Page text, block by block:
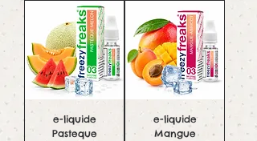
e-liquide
Pasteque
e-liquide
Mangue